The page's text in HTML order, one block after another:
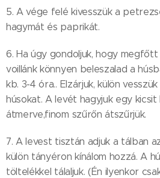
5. A vége felé kivesszük a
hagymát és paprikát.
6. Ha úgy gondoljuk, hogy megfőtt
voillánk könnyen beleszalad a
kb. 3-4 óra.. Elzárjuk, külön
húsokat. A levét hagyjuk egy kicsit
átmerve,finom szűrőn átszűrjük.
7. A levest tisztán adjuk a tálban
külön tányéron kínálom hozzá. A
töltelékkel tálaljuk. (Én ilyenkor